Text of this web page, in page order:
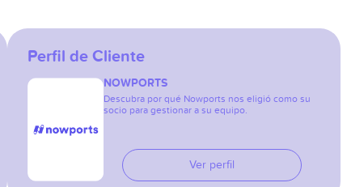
Perfil de Cliente
NOWPORTS
Descubra por qué Nowports nos eligió como su
socio para gestionar a su equipo.
Ver perfil